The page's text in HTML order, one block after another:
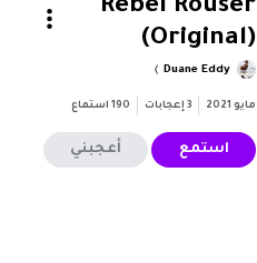
Rebel Rouser
(Original)
Duane Eddy
مايو 2021 3 إعجابات 190 استماع
استمع أعجبني